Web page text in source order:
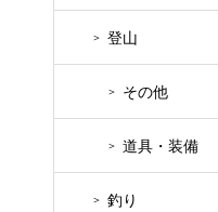
登山
その他
道具・装備
釣り